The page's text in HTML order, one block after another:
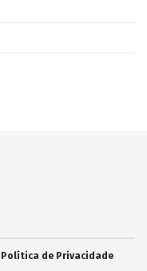
Política de Privacidade